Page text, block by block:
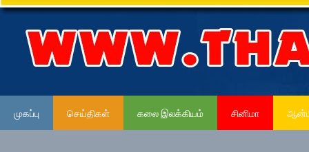
முகப்பு செய்திகள் கலை இலக்கியம் சினிமா